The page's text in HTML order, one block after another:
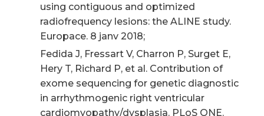
using contiguous and optimized
radiofrequency lesions: the ALINE study.
Europace. 8 janv 2018;
Fedida J, Fressart V, Charron P, Surget E,
Hery T, Richard P, et al. Contribution of
exome sequencing for genetic diagnostic
in arrhythmogenic right ventricular
cardiomyopathy/dysplasia. PLoS ONE.